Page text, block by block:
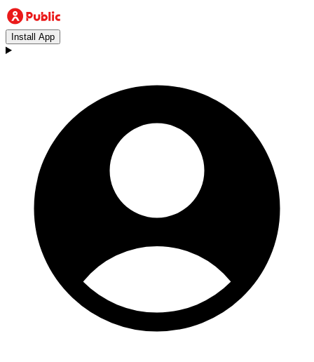
Install App